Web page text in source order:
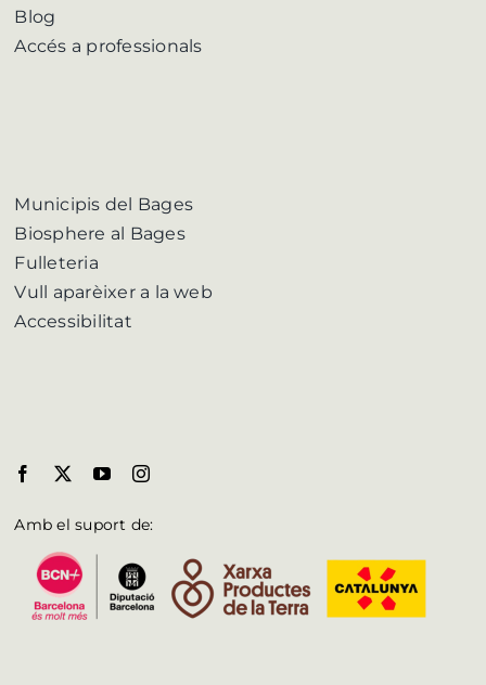
Blog
Accés a professionals
Municipis del Bages
Biosphere al Bages
Fulleteria
Vull aparèixer a la web
Accessibilitat
Amb el suport de: